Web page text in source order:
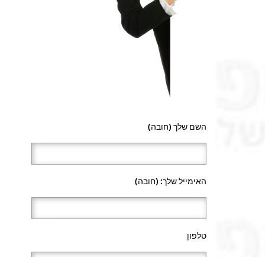
השם שלך (חובה)
האימייל שלך: (חובה)
טלפון